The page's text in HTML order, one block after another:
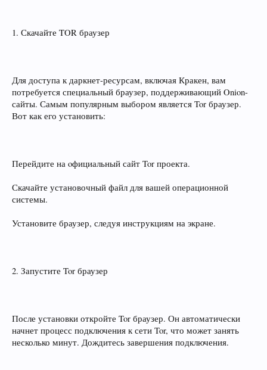
1. Скачайте TOR браузер
Для доступа к даркнет-ресурсам, включая Кракен, вам
потребуется специальный браузер, поддерживающий Onion-
сайты. Самым популярным выбором является Tor браузер.
Вот как его установить:
Перейдите на oфициальный сайт Tor проекта.
Скачайте установочный файл для вашей операционной
системы.
Установите браузер, следуя инструкциям на экране.
2. Запустите Tor браузер
После установки откройте Tor браузер. Он автоматически
начнет процесс подключения к сети Tor, что может занять
несколько минут. Дождитесь завершения подключения.